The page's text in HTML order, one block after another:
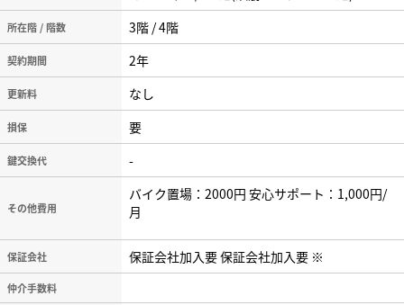
所在階 / 階数 3階 / 4階
契約期間 2年
更新料 なし
損保 要
鍵交換代 -
その他費用
バイク置場：2000円 安心サポート：1,000円/
月
保証会社 保証会社加入要 保証会社加入要 ※
仲介手数料